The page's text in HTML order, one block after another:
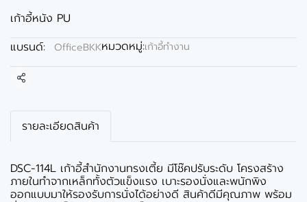
เก้าอี้หนัง PU
แบรนด์:
OfficeBKKหมวดหมู่:เก้าอี้ทำงาน
แชร์
รายละเอียดสินค้า
DSC-114L เก้าอี้สำนักงานทรงเตี้ย มีโช๊คปรับระดับ โครงสร้าง
ภายในทำจากเหล็กทั้งตัวแข็งแรง เบาะรองนั่งและพนักพิง
ออกแบบมาให้รองรับการนั่งได้อย่างดี สินค้าดีมีคุณภาพ พร้อม